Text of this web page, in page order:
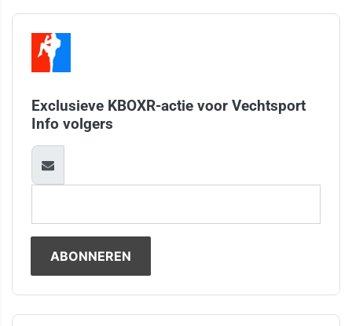
Exclusieve KBOXR-actie voor Vechtsport
Info volgers